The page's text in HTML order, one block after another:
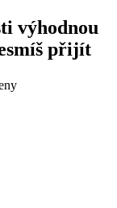
výhodnou
přijít